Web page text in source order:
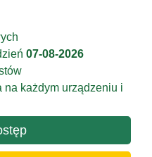
07-08-2026
każdym urządzeniu i